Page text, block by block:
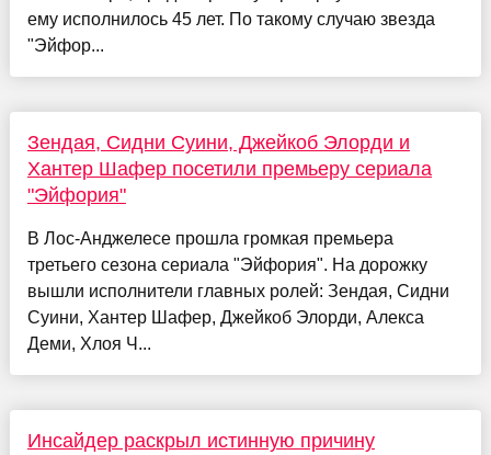
ему исполнилось 45 лет. По такому случаю звезда
"Эйфор...
Зендая, Сидни Суини, Джейкоб Элорди и
Хантер Шафер посетили премьеру сериала
"Эйфория"
В Лос-Анджелесе прошла громкая премьера
третьего сезона сериала "Эйфория". На дорожку
вышли исполнители главных ролей: Зендая, Сидни
Суини, Хантер Шафер, Джейкоб Элорди, Алекса
Деми, Хлоя Ч...
Инсайдер раскрыл истинную причину